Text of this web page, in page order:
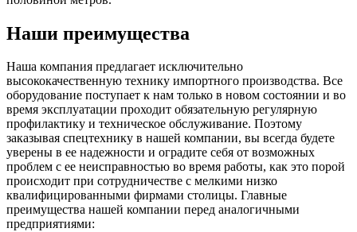
Наши преимущества
Наша компания предлагает исключительно
высококачественную технику импортного производства. Все
оборудование поступает к нам только в новом состоянии и во
время эксплуатации проходит обязательную регулярную
профилактику и техническое обслуживание. Поэтому
заказывая спецтехнику в нашей компании, вы всегда будете
уверены в ее надежности и оградите себя от возможных
проблем с ее неисправностью во время работы, как это порой
происходит при сотрудничестве с мелкими низко
квалифицированными фирмами столицы. Главные
преимущества нашей компании перед аналогичными
предприятиями: